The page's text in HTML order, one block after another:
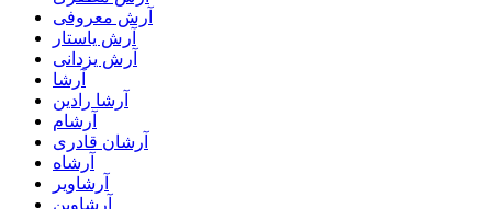
آرش معروفی
آرش یاستار
آرش یزدانی
آرشا
آرشا رادین
آرشام
آرشان قادری
آرشاه
آرشاویر
آرشاوین